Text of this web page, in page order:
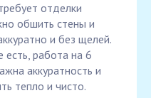
отделки
обшить стены и
и без щелей.
работа на 6
аккуратность и
тепло и чисто.